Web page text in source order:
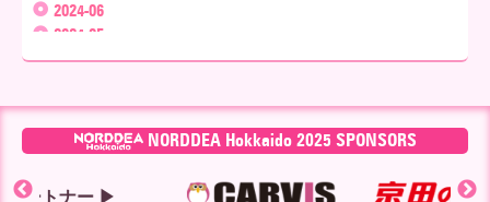
2024-06
2024-05
2024-04
2024-02
2024-01
2023-12
NORDDEA Hokkaido 2025 SPONSORS
▶